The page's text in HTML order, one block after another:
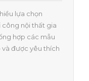
lựa chọn
công nội thất gia
hợp các mẫu
được yêu thích